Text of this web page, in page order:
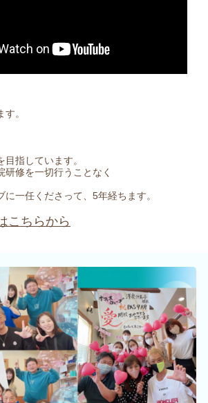
。
指しています。
研修を一切行うことなく
一任くださって、5年経ちます。
こちらから